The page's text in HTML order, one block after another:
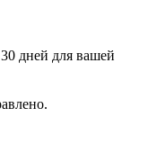
дней для вашей